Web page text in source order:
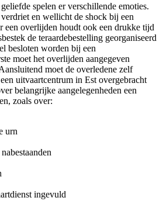
spelen er verschillende emoties.
en wellicht de shock bij een
een overlijden houdt ook een drukke tijd
de teraardebestelling georganiseerd
besloten worden bij een
moet het overlijden aangegeven
moet de overledene zelf
uitvaartcentrum in Est overgebracht
belangrijke aangelegenheden een
zoals over:
urn
ingevuld